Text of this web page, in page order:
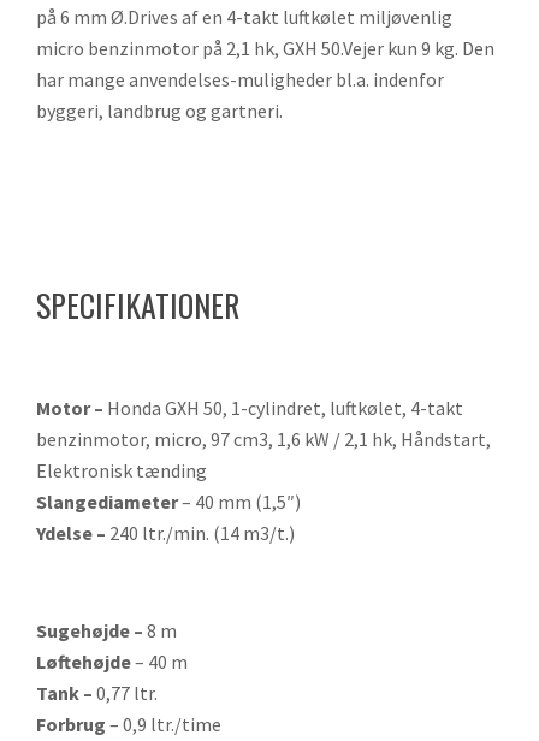
på 6 mm Ø.Drives af en 4-takt luftkølet miljøvenlig
micro benzinmotor på 2,1 hk, GXH 50.Vejer kun 9 kg. Den
har mange anvendelses-muligheder bl.a. indenfor
byggeri, landbrug og gartneri.
SPECIFIKATIONER
Motor – Honda GXH 50, 1-cylindret, luftkølet, 4-takt
benzinmotor, micro, 97 cm3, 1,6 kW / 2,1 hk, Håndstart,
Elektronisk tænding
Slangediameter– 40 mm (1,5″)
Ydelse – 240 ltr./min. (14 m3/t.)
Sugehøjde – 8 m
Løftehøjde– 40 m
Tank – 0,77 ltr.
Forbrug – 0,9 ltr./time